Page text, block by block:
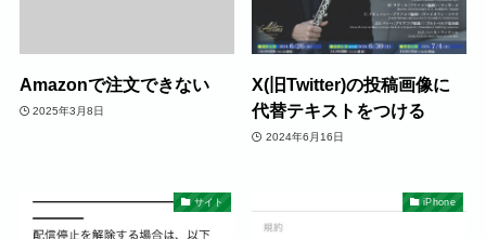
Amazonで注文できない
2025年3月8日
X(旧Twitter)の投稿画像に
代替テキストをつける
2024年6月16日
サイト iPhone